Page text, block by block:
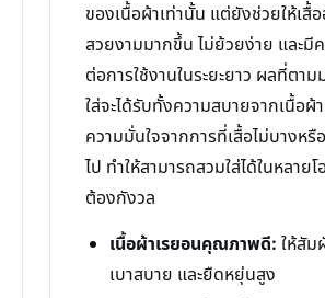
ของเนื้อผ้าเท่านั้น แต่ยังช่วยให้เสื้
สวยงามมากขึ้น ไม่ย้วยง่าย และมี
ต่อการใช้งานในระยะยาว ผลที่ตา
ใส่จะได้รับทั้งความสบายจากเนื้อผ้
ความมั่นใจจากการที่เสื้อไม่บางหรื
ไป ทำให้สามารถสวมใส่ได้ในหลาย
ต้องกังวล
เนื้อผ้าเรยอนคุณภาพดี: ให้สั
เบาสบาย และยืดหยุ่นสูง